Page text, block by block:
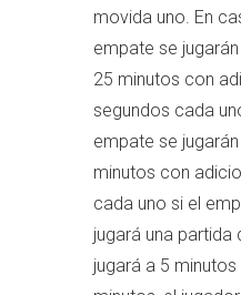
movida uno. En
empate se
25 minutos con
segundos cada
empate se
minutos con
cada uno si el
jugará una partida
jugará a 5